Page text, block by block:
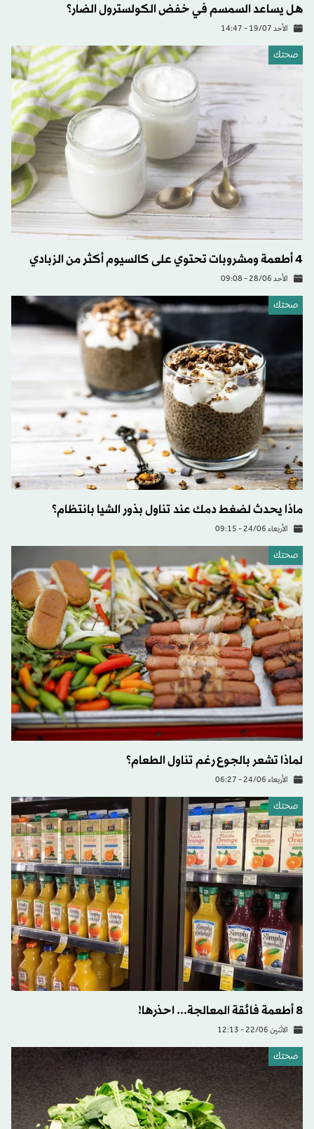
هل يساعد السمسم في خفض الكولسترول الضار؟
الأحد 19/07 - 14:47
صحتك
4 أطعمة ومشروبات تحتوي على كالسيوم أكثر من الزبادي
الأحد 28/06 - 09:08
صحتك
ماذا يحدث لضغط دمك عند تناول بذور الشيا بانتظام؟
الأربعاء 24/06 - 09:15
صحتك
لماذا تشعر بالجوع رغم تناول الطعام؟
الأربعاء 24/06 - 06:27
صحتك
8 أطعمة فائقة المعالجة... احذرها!
الاثنين 22/06 - 12:13
صحتك